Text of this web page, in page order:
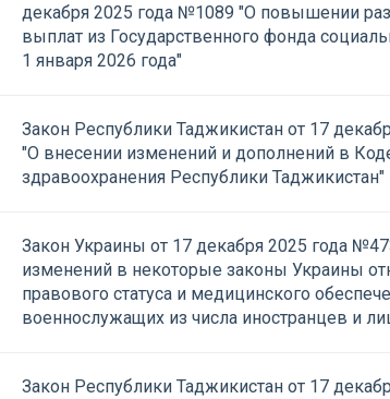
декабря 2025 года №1089 "О повышении
выплат из Государственного фонда
1 января 2026 года"
Закон Республики Таджикистан от 17
"О внесении изменений и дополнений в
здравоохранения Республики Таджикистан"
Закон Украины от 17 декабря 2025 года
изменений в некоторые законы Украины
правового статуса и медицинского
военнослужащих из числа иностранцев и
Закон Республики Таджикистан от 17